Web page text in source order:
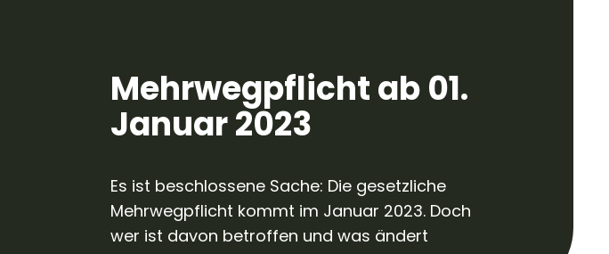
Mehrwegpflicht ab 01.
Januar 2023
Es ist beschlossene Sache: Die gesetzliche
Mehrwegpflicht kommt im Januar 2023. Doch
wer ist davon betroffen und was ändert